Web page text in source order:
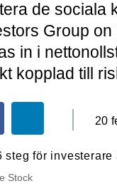
de sociala
Group
in i
kopplad till
20
Stock